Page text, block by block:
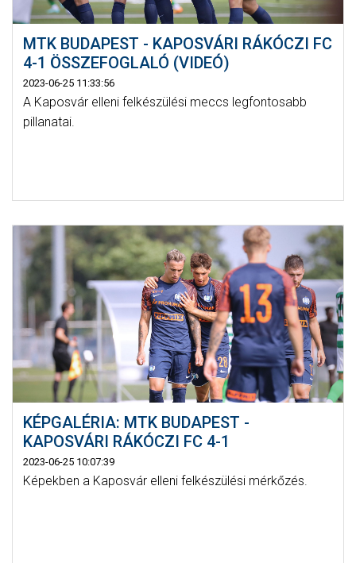
MTK BUDAPEST - KAPOSVÁRI RÁKÓCZI FC
4-1 ÖSSZEFOGLALÓ (VIDEÓ)
2023-06-25 11:33:56
A Kaposvár elleni felkészülési meccs legfontosabb
pillanatai.
KÉPGALÉRIA: MTK BUDAPEST -
KAPOSVÁRI RÁKÓCZI FC 4-1
2023-06-25 10:07:39
Képekben a Kaposvár elleni felkészülési mérkőzés.